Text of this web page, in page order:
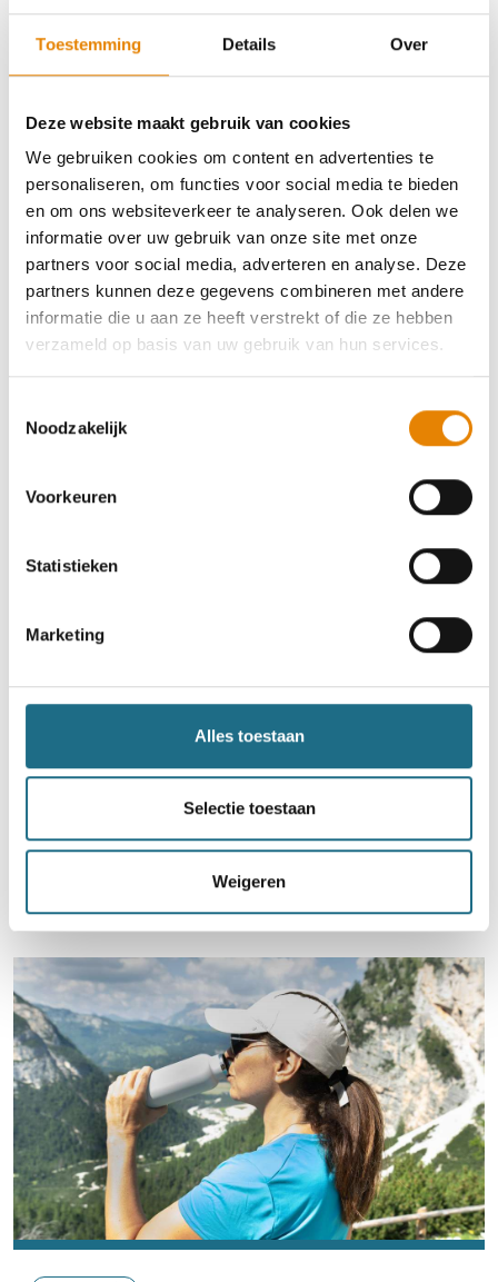
Toestemming Details Over
Deze website maakt gebruik van cookies
We gebruiken cookies om content en advertenties te
personaliseren, om functies voor social media te bieden
en om ons websiteverkeer te analyseren. Ook delen we
informatie over uw gebruik van onze site met onze
partners voor social media, adverteren en analyse. Deze
partners kunnen deze gegevens combineren met andere
informatie die u aan ze heeft verstrekt of die ze hebben
verzameld op basis van uw gebruik van hun services.
Noodzakelijk
Voorkeuren
Statistieken
Marketing
Alles toestaan
Selectie toestaan
Weigeren
idee om je aan te sluiten bij de
wandelfederatieof bij
eenwandelclub.Want als lid krijg je korting op het
gratis hetwandel.be magazinevol wandelinspiratie in
je bus. Bovendien ben je 24/7 verzekerdtijdens al je
wandelactiviteiten in binnen- en buitenland.
Ontdek alle ledenvoordelen
Join wandel.be op Strava & deel je
wandelavonturen
Andere artikelen